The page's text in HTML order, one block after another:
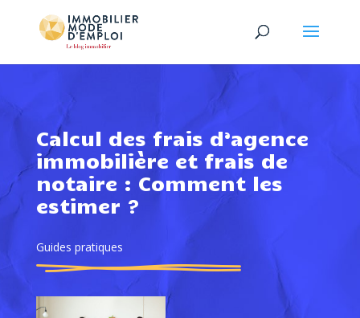
Calcul des frais d’agence
immobilière et frais de
notaire : Comment les
estimer ?
Guides pratiques